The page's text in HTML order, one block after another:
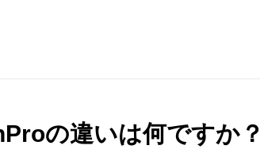
の違いは何ですか？